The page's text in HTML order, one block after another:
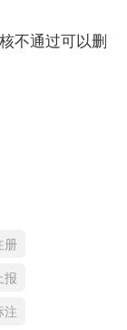
不通过可以删
册
报
注